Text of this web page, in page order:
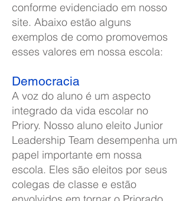
conforme evidenciado em nosso
site. Abaixo estão alguns
exemplos de como promovemos
esses valores em nossa escola:
Democracia
A voz do aluno é um aspecto
integrado da vida escolar no
Priory. Nosso aluno eleito Junior
Leadership Team desempenha um
papel importante em nossa
escola. Eles são eleitos por seus
colegas de classe e estão